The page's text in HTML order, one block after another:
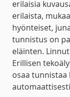
erilaisia
erilaista,
hyönteiset,
tunnistus on
eläinten.
Erillisen
osaa tunnistaa